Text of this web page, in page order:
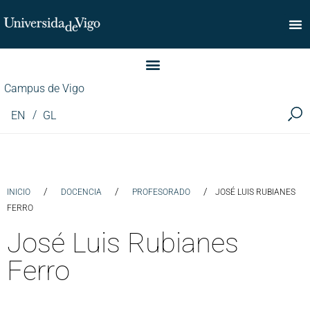
Facultad de Comercio
Campus de Vigo
EN GL
INICIO / DOCENCIA / PROFESORADO /
JOSÉ LUIS RUBIANES
FERRO
José Luis Rubianes
Ferro